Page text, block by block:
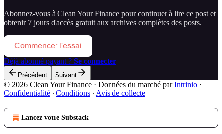
Abonnez-vous à Clean Your Finance pour continuer à lire ce post et
obtenir 7 jours d'accès gratuit aux archives complètes des posts.
Commencer l'essai
Déjà abonné payant ? Se connecter
Précédent Suivant
© 2026 Clean Your Finance · Données du marché parIntrinio ·
Confidentialité ∙ Conditions ∙ Avis de collecte
Lancez votre Substack